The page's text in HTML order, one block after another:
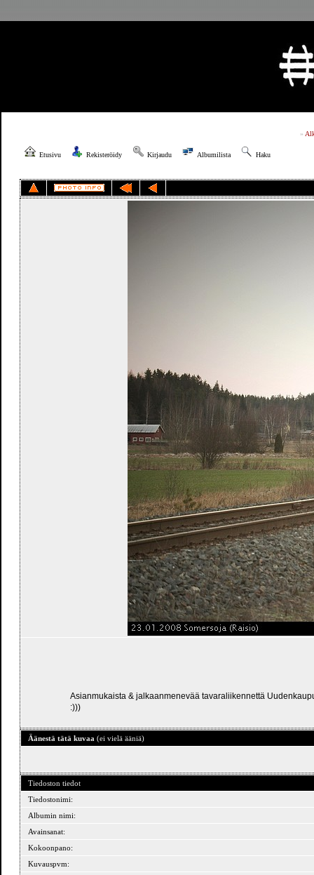
»
Etusivu Rekisteröidy Kirjaudu Albumilista Haku
Asianmukaista & jalkaanmenevää tavaraliikennettä
:)))
Äänestä tätä kuvaa (ei vielä ääniä)
Tiedoston tiedot
Tiedostonimi:
Albumin nimi:
Avainsanat:
Kokoonpano:
Kuvauspvm: